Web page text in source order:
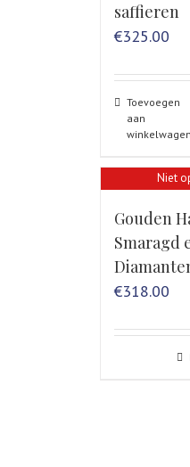
saffieren
€325.00
Toevoegen
aan
winkelwagen
Niet
Gouden
Smaragd
€318.00